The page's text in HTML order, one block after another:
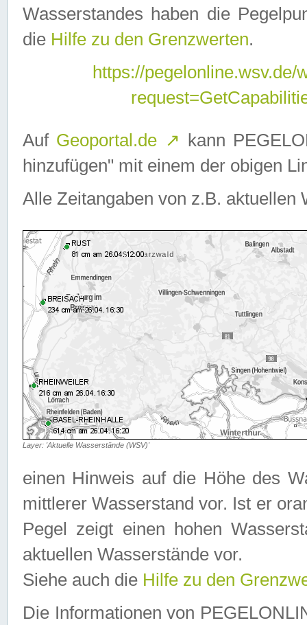
Wasserstandes haben die
die Hilfe zu den Grenzwerten.
https://
Auf Geoportal.de ↗ kann
hinzufügen" mit einem der obigen
Alle Zeitangaben von z.B. aktuellen
Layer: 'Aktuelle Wasserstände (WSV)'
einen Hinweis auf die Höhe des
mittlerer Wasserstand vor. Ist er
Pegel zeigt einen hohen
aktuellen Wasserstände vor.
Siehe auch die Hilfe zu den
Die Informationen von